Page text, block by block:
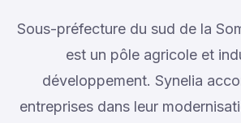
Sous-préfecture du sud de la
est un pôle agricole et
développement. Synelia
entreprises dans leur